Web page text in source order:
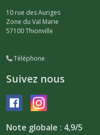
10 rue des Auriges
Zone du Val Marie
57100Thionville
Téléphone
Suivez nous
Note globale : 4,9/5